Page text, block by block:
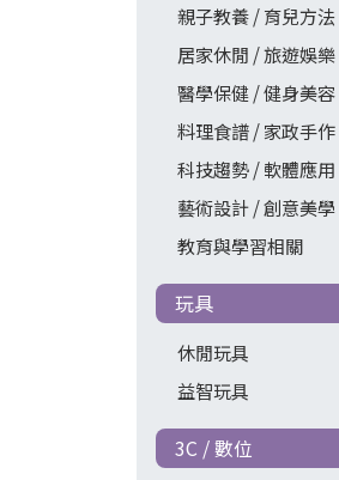
親子教養 / 育兒方法
居家休閒 / 旅遊娛樂
醫學保健 / 健身美容
料理食譜 / 家政手作
科技趨勢 / 軟體應用
藝術設計 / 創意美學
教育與學習相關
玩具
休閒玩具
益智玩具
3C / 數位